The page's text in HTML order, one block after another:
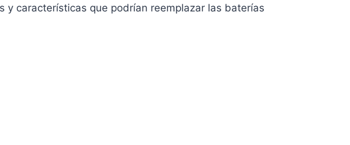
características que podrían reemplazar las baterías